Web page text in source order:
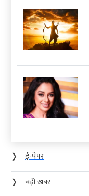
❯
ई-पेपर
❯
बड़ी खबर